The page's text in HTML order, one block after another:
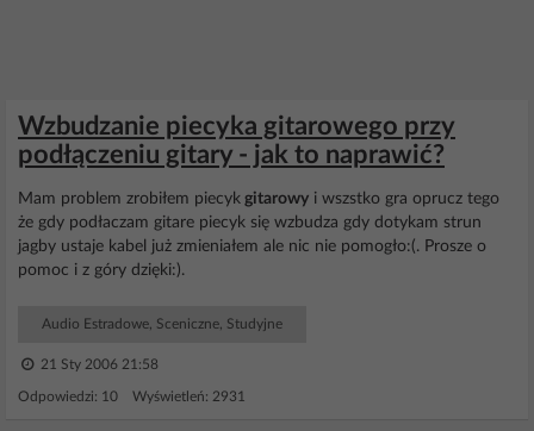
Wzbudzanie piecyka gitarowego przy
podłączeniu gitary - jak to naprawić?
Mam problem zrobiłem piecyk gitarowy i wszstko gra oprucz tego
że gdy podłaczam gitare piecyk się wzbudza gdy dotykam strun
jagby ustaje kabel już zmieniałem ale nic nie pomogło:(. Prosze o
pomoc i z góry dzięki:).
Audio Estradowe, Sceniczne, Studyjne
21 Sty 2006 21:58
Odpowiedzi: 10 Wyświetleń: 2931